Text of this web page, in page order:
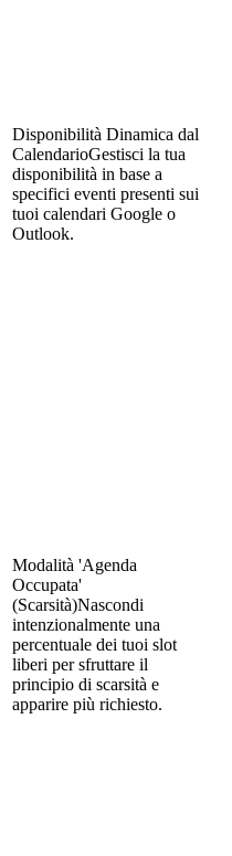
Disponibilità Dinamica dal
CalendarioGestisci la tua
disponibilità in base a
specifici eventi presenti sui
tuoi calendari Google o
Outlook.
Modalità 'Agenda
Occupata'
(Scarsità)Nascondi
intenzionalmente una
percentuale dei tuoi slot
liberi per sfruttare il
principio di scarsità e
apparire più richiesto.